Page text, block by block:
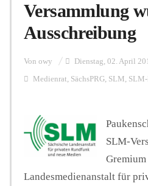
Versammlung
Ausschreibung
Von owy Dienstag, 02. April
Medienrat, SächsPRG, SLM,
SLM-
Gremium
Landesmedienanstalt für